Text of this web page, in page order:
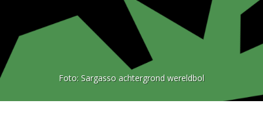
Foto: Sargasso achtergrond wereldbol